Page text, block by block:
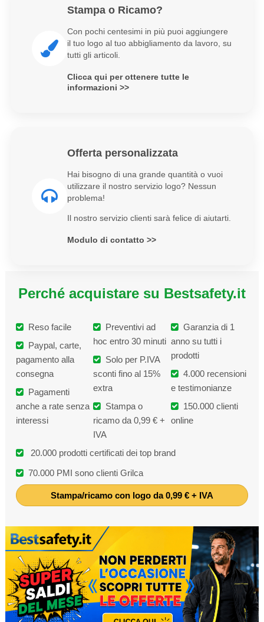
Stampa o Ricamo?
Con pochi centesimi in più puoi aggiungere
il tuo logo al tuo abbigliamento da lavoro, su
tutti gli articoli.
Clicca qui per ottenere tutte le
informazioni >>
Offerta personalizzata
Hai bisogno di una grande quantità o vuoi
utilizzare il nostro servizio logo? Nessun
problema!
Il nostro servizio clienti sarà felice di aiutarti.
Modulo di contatto >>
Perché acquistare su Bestsafety.it
Reso facile
Paypal, carte,
pagamento alla
consegna
Pagamenti
anche a rate senza
interessi
Preventivi ad
hoc entro 30 minuti
Solo per P.IVA
sconti fino al 15%
extra
Stampa o
ricamo da 0,99 € +
IVA
Garanzia di 1
anno su tutti i
prodotti
4.000 recensioni
e testimonianze
150.000 clienti
online
20.000 prodotti certificati dei top brand
70.000 PMI sono clienti Grilca
Stampa/ricamo con logo da 0,99 € + IVA